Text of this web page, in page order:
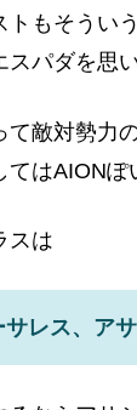
もそうい
パダを思
て敵対勢力
はAIONぽ
スは
レス、ア